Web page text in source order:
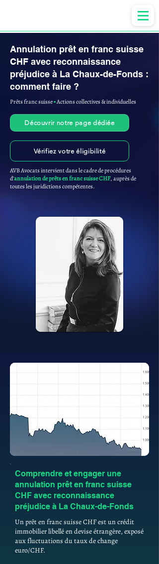
Annulation prêt en franc suisse
CHF avec reconnaissance
préjudice à La Chaux-de-Fonds :
comment faire ?
Prêts franc suisse▪︎Actions collectives & individuelles
Découvrir notre page dédiée
Vérifiez votre éligibilité
AVB Avocats intervient dans le cadre de procédures
d'annulation de prêts en franc suisse CHF, auprès de
toutes les juridictions compétentes.
Comprendre et engager une
annulation prêt en franc suisse
CHF avec reconnaissance
préjudice à La Chaux-de-Fonds
Un prêt en franc suisse CHF est un crédit
immobilier libellé en devise étrangère, exposé
aux fluctuations du taux de change
euro/CHF.